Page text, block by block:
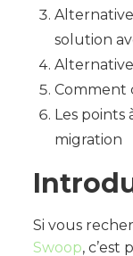
solution
Alternative
Comment
Les points
migration
Si vous
Swoop, c’est